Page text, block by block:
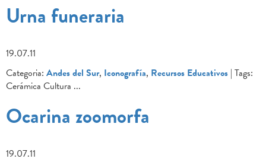
Urna funeraria
19.07.11
Categoria: Andes del Sur, Iconografía, Recursos Educativos | Tags:
Cerámica Cultura ...
Ocarina zoomorfa
19.07.11